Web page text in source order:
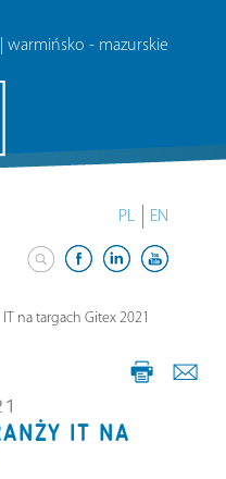
| warmińsko - mazurskie
PL EN
na targach Gitex 2021
IT NA